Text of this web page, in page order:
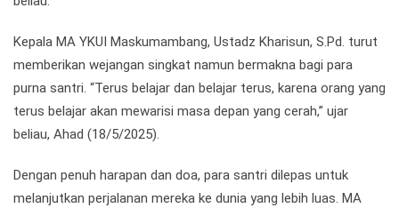
Kepala MA YKUI Maskumambang, Ustadz Kharisun, S.Pd. turut
memberikan wejangan singkat namun bermakna bagi para
purna santri. “Terus belajar dan belajar terus, karena orang yang
terus belajar akan mewarisi masa depan yang cerah,” ujar
beliau, Ahad (18/5/2025).
Dengan penuh harapan dan doa, para santri dilepas untuk
melanjutkan perjalanan mereka ke dunia yang lebih luas. MA